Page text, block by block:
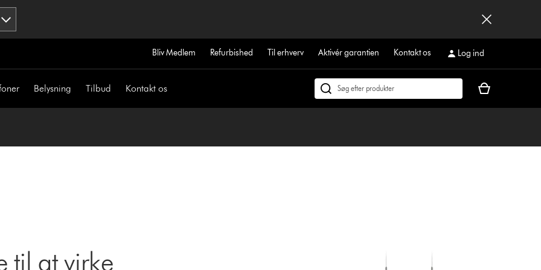
Bliv Medlem Refurbished Til erhverv Aktivér garantien Kontakt os Log ind
Belysning Tilbud Kontakt os
Søg
Indkøbskurven
til at virke